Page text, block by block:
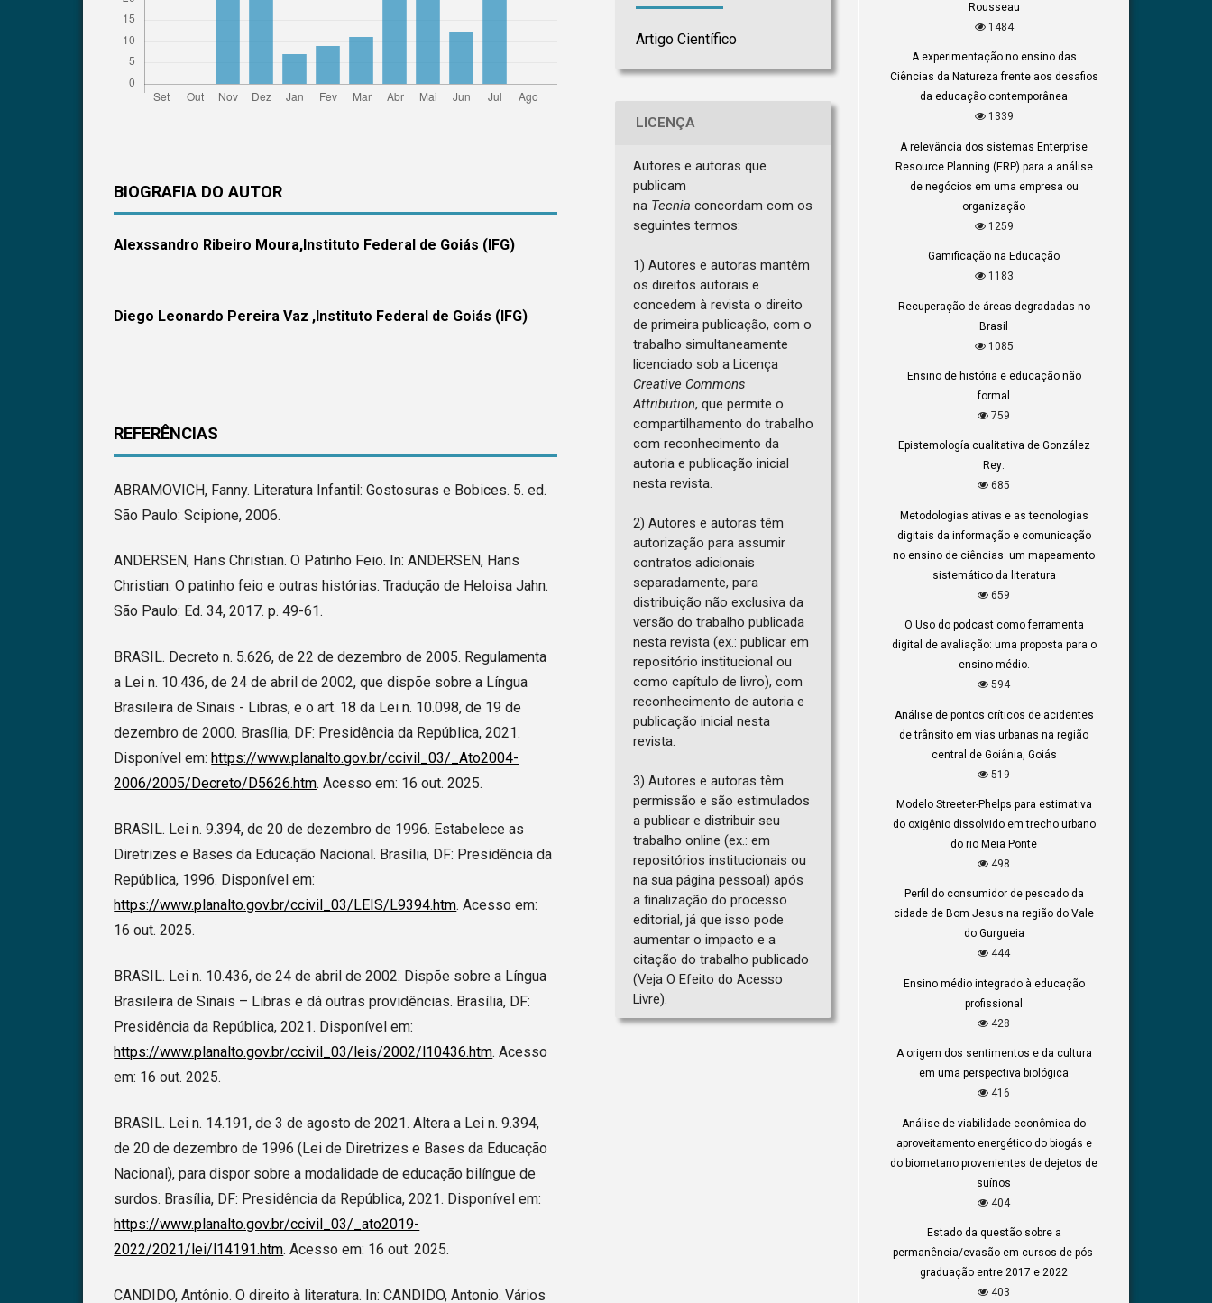
BIOGRAFIA DO AUTOR
Alexssandro Ribeiro Moura,Instituto Federal de Goiás (IFG)
Diego Leonardo Pereira Vaz ,Instituto Federal de Goiás (IFG)
REFERÊNCIAS
ABRAMOVICH, Fanny. Literatura Infantil: Gostosuras e Bobices. 5. ed.
São Paulo: Scipione, 2006.
ANDERSEN, Hans Christian. O Patinho Feio. In: ANDERSEN, Hans
Christian. O patinho feio e outras histórias. Tradução de Heloisa Jahn.
São Paulo: Ed. 34, 2017. p. 49-61.
BRASIL. Decreto n. 5.626, de 22 de dezembro de 2005. Regulamenta
a Lei n. 10.436, de 24 de abril de 2002, que dispõe sobre a Língua
Brasileira de Sinais - Libras, e o art. 18 da Lei n. 10.098, de 19 de
dezembro de 2000. Brasília, DF: Presidência da República, 2021.
Disponível em: https://www.planalto.gov.br/ccivil_03/_Ato2004-
2006/2005/Decreto/D5626.htm. Acesso em: 16 out. 2025.
BRASIL. Lei n. 9.394, de 20 de dezembro de 1996. Estabelece as
Diretrizes e Bases da Educação Nacional. Brasília, DF: Presidência da
República, 1996. Disponível em:
https://www.planalto.gov.br/ccivil_03/LEIS/L9394.htm. Acesso em:
16 out. 2025.
BRASIL. Lei n. 10.436, de 24 de abril de 2002. Dispõe sobre a Língua
Brasileira de Sinais – Libras e dá outras providências. Brasília, DF:
Presidência da República, 2021. Disponível em:
https://www.planalto.gov.br/ccivil_03/leis/2002/l10436.htm. Acesso
em: 16 out. 2025.
BRASIL. Lei n. 14.191, de 3 de agosto de 2021. Altera a Lei n. 9.394,
de 20 de dezembro de 1996 (Lei de Diretrizes e Bases da Educação
Nacional), para dispor sobre a modalidade de educação bilíngue de
surdos. Brasília, DF: Presidência da República, 2021. Disponível em:
https://www.planalto.gov.br/ccivil_03/_ato2019-
2022/2021/lei/l14191.htm. Acesso em: 16 out. 2025.
CANDIDO, Antônio. O direito à literatura. In: CANDIDO, Antonio. Vários
Artigo Científico
LICENÇA
Autores e autoras que
publicam
na Tecnia concordam com os
seguintes termos:
1) Autores e autoras mantêm
os direitos autorais e
concedem à revista o direito
de primeira publicação, com o
trabalho simultaneamente
licenciado sob a Licença
Creative Commons
Attribution, que permite o
compartilhamento do trabalho
com reconhecimento da
autoria e publicação inicial
nesta revista.
2) Autores e autoras têm
autorização para assumir
contratos adicionais
separadamente, para
distribuição não exclusiva da
versão do trabalho publicada
nesta revista (ex.: publicar em
repositório institucional ou
como capítulo de livro), com
reconhecimento de autoria e
publicação inicial nesta
revista.
3) Autores e autoras têm
permissão e são estimulados
a publicar e distribuir seu
trabalho online (ex.: em
repositórios institucionais ou
na sua página pessoal) após
a finalização do processo
editorial, já que isso pode
aumentar o impacto e a
citação do trabalho publicado
(Veja O Efeito do Acesso
Livre).
Rousseau
1484
A experimentação no ensino das
Ciências da Natureza frente aos desafios
da educação contemporânea
1339
A relevância dos sistemas Enterprise
Resource Planning (ERP) para a análise
de negócios em uma empresa ou
organização
1259
Gamificação na Educação
1183
Recuperação de áreas degradadas no
Brasil
1085
Ensino de história e educação não
formal
759
Epistemología cualitativa de González
Rey:
685
Metodologias ativas e as tecnologias
digitais da informação e comunicação
no ensino de ciências: um mapeamento
sistemático da literatura
659
O Uso do podcast como ferramenta
digital de avaliação: uma proposta para o
ensino médio.
594
Análise de pontos críticos de acidentes
de trânsito em vias urbanas na região
central de Goiânia, Goiás
519
Modelo Streeter-Phelps para estimativa
do oxigênio dissolvido em trecho urbano
do rio Meia Ponte
498
Perfil do consumidor de pescado da
cidade de Bom Jesus na região do Vale
do Gurgueia
444
Ensino médio integrado à educação
profissional
428
A origem dos sentimentos e da cultura
em uma perspectiva biológica
416
Análise de viabilidade econômica do
aproveitamento energético do biogás e
do biometano provenientes de dejetos de
suínos
404
Estado da questão sobre a
permanência/evasão em cursos de pós-
graduação entre 2017 e 2022
403